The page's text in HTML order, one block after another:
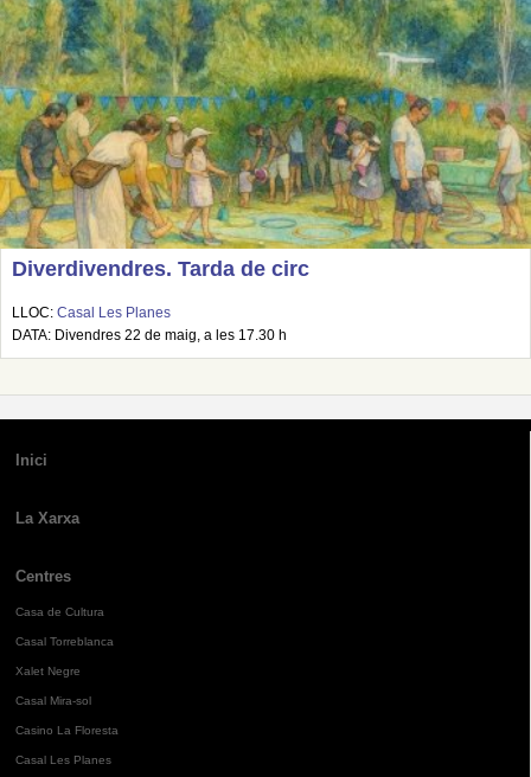
Diverdivendres. Tarda de circ
LLOC: Casal Les Planes
DATA: Divendres 22 de maig, a les 17.30 h
Inici
La Xarxa
Centres
Casa de Cultura
Casal Torreblanca
Xalet Negre
Casal Mira-sol
Casino La Floresta
Casal Les Planes